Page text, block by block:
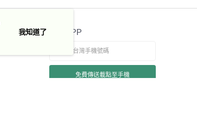
官方APP
免費傳送載點至手機
我知道了